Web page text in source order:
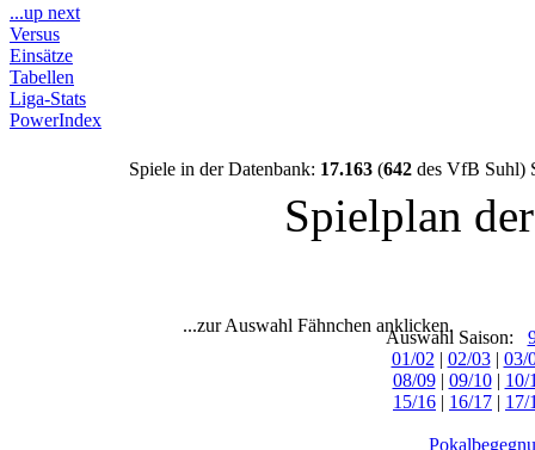
...up next
Versus
Einsätze
Tabellen
Liga-Stats
PowerIndex
Spiele in der Datenbank: 17.163(642des VfB Suhl)
Spielplan
...zur Auswahl Fähnchen anklicken.
Auswahl Saison:
01/02 | 02/03| 03/
08/09| 09/10| 10/
15/16 | 16/17 | 17/